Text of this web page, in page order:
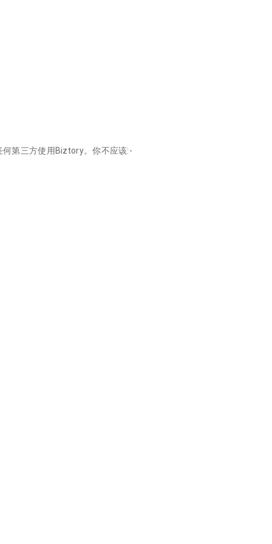
第三方使用Biztory。你不应该:-